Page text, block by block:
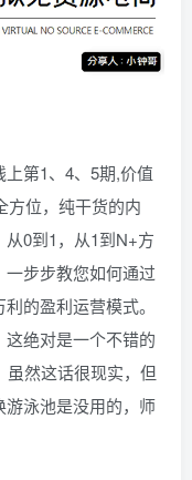
第1、4、5期,价值
方位，纯干货的内
0到1，从1到N+方
步步教您如何通过
的盈利运营模式。
绝对是一个不错的
虽然这话很现实，但
泳池是没用的，师